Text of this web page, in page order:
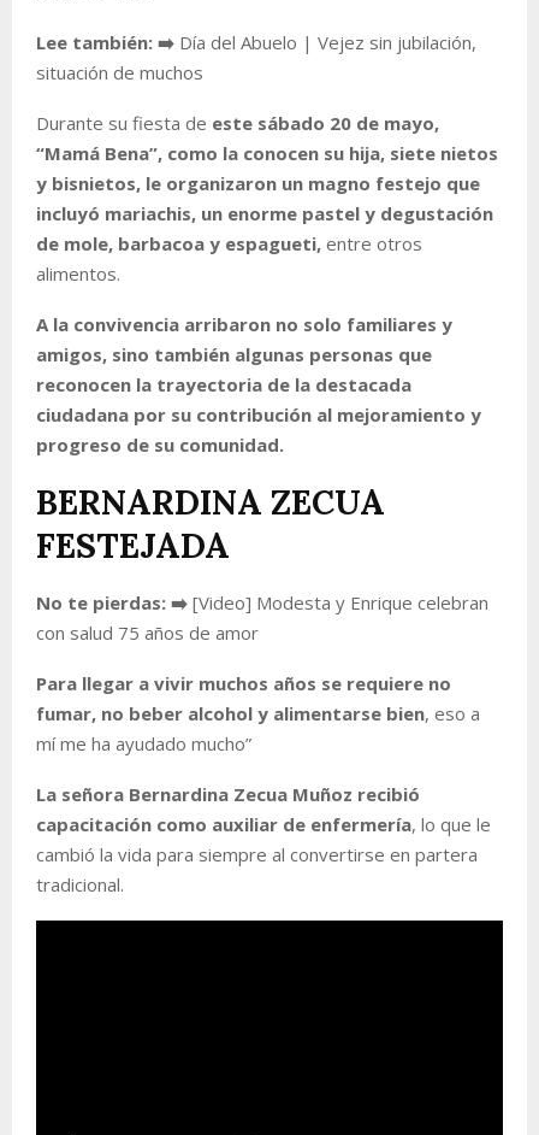
Lee también: ➡️ Día del Abuelo | Vejez sin jubilación,
situación de muchos
Durante su fiesta de este sábado 20 de mayo,
“Mamá Bena”, como la conocen su hija, siete nietos
y bisnietos, le organizaron un magno festejo que
incluyó mariachis, un enorme pastel y degustación
de mole, barbacoa y espagueti, entre otros
alimentos.
A la convivencia arribaron no solo familiares y
amigos, sino también algunas personas que
reconocen la trayectoria de la destacada
ciudadana por su contribución al mejoramiento y
progreso de su comunidad.
BERNARDINA ZECUA
FESTEJADA
No te pierdas: ➡️ [Video] Modesta y Enrique celebran
con salud 75 años de amor
Para llegar a vivir muchos años se requiere no
fumar, no beber alcohol y alimentarse bien, eso a
mí me ha ayudado mucho”
La señora Bernardina Zecua Muñoz recibió
capacitación como auxiliar de enfermería, lo que le
cambió la vida para siempre al convertirse en partera
tradicional.